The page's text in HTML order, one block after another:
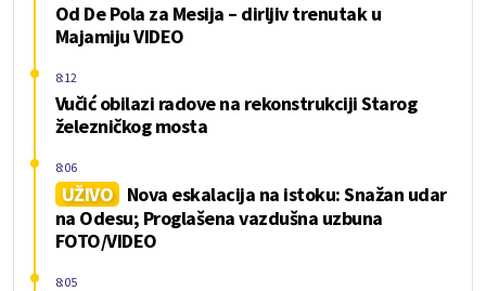
Od De Pola za Mesija – dirljiv trenutak u
Majamiju VIDEO
Vučić obilazi radove na rekonstrukciji Starog
železničkog mosta
8:12
UŽIVO
Nova eskalacija na istoku: Snažan udar
na Odesu; Proglašena vazdušna uzbuna
FOTO/VIDEO
8:06
8:05